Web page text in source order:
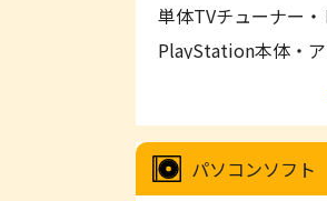
単体TVチューナー
PlayStation本体・
パソコンソフト